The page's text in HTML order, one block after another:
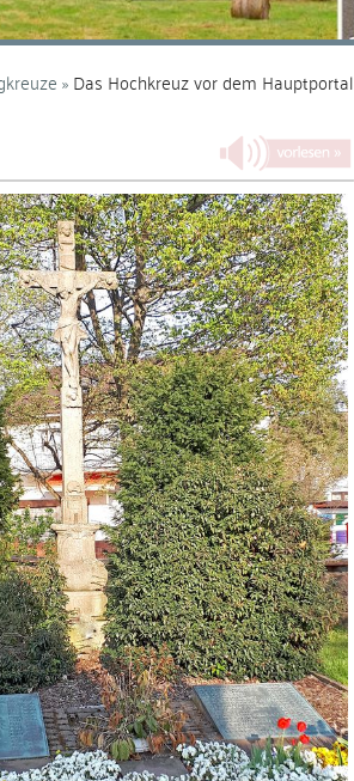
Das Hochkreuz vor dem Hauptportal